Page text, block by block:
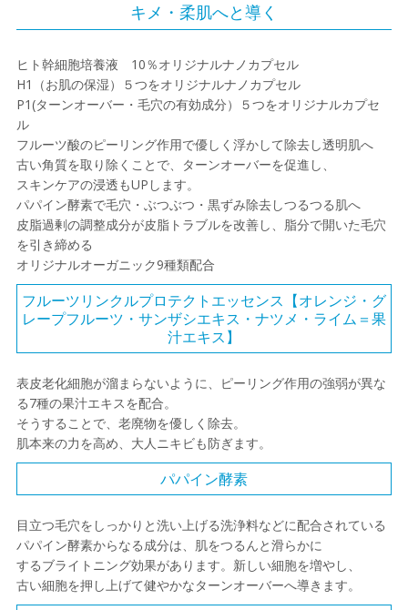
キメ・柔肌へと導く
ヒト幹細胞培養液 10％オリジナルナノカプセル
H1（お肌の保湿）５つをオリジナルナノカプセル
P1(ターンオーバー・毛穴の有効成分）５つをオリジナルカプセ
ル
フルーツ酸のピーリング作用で優しく浮かして除去し透明肌へ
古い角質を取り除くことで、ターンオーバーを促進し、
スキンケアの浸透もUPします。
パパイン酵素で毛穴・ぶつぶつ・黒ずみ除去しつるつる肌へ
皮脂過剰の調整成分が皮脂トラブルを改善し、脂分で開いた毛穴
を引き締める
オリジナルオーガニック9種類配合
フルーツリンクルプロテクトエッセンス【オレンジ・グ
レープフルーツ・サンザシエキス・ナツメ・ライム＝果
汁エキス】
表皮老化細胞が溜まらないように、ピーリング作用の強弱が異な
る7種の果汁エキスを配合。
そうすることで、老廃物を優しく除去。
肌本来の力を高め、大人ニキビも防ぎます。
パパイン酵素
目立つ毛穴をしっかりと洗い上げる洗浄料などに配合されている
パパイン酵素からなる成分は、肌をつるんと滑らかに
するブライトニング効果があります。新しい細胞を増やし、
古い細胞を押し上げて健やかなターンオーバーへ導きます。